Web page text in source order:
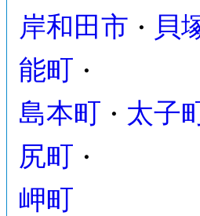
岸和田市 ・ 貝
能町 ・
島本町 ・ 太子
尻町 ・
岬町